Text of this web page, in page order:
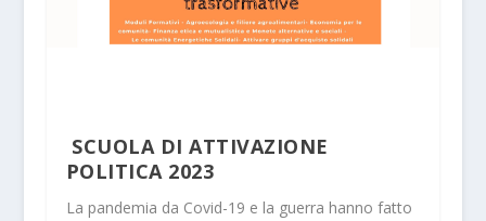
SCUOLA DI ATTIVAZIONE
POLITICA 2023
La pandemia da Covid-19 e la guerra hanno fatto